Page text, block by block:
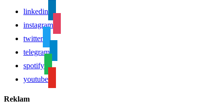
linkedin
instagram
twitter
telegram
spotify
youtube
Reklam